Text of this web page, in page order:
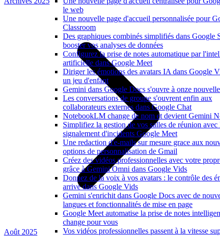
le web
Une nouvelle page d'accueil personnalisée pour
Classroom
Des graphiques combinés simplifiés dans Google
booster vos analyses de données
Configurez la prise de notes automatique par
artificielle dans Google Meet
Diriger les émotions des avatars IA dans Google
un jeu d'enfant
Gemini dans Google Docs s'ouvre à onze
Les conversations de groupe s'ouvrent enfin aux
collaborateurs externes dans Google Chat
NotebookLM change de nom et devient Gemini
Simplifiez la gestion de vos salles de réunion avec
signalement d'incidents Google Meet
Une redaction d'e-mails sur mesure grace aux
options de personnalisation de Gmail
Créez des vidéos professionnelles avec votre
grâce à Gemini Omni dans Google Vids
Donnez de la voix à vos avatars : le contrôle des
arrive dans Google Vids
Gemini s'enrichit dans Google Docs avec de
langues et fonctionnalités de mise en page
Google Meet automatise la prise de notes
change pour vous
Vos vidéos professionnelles passent à la vitesse
Août 2025